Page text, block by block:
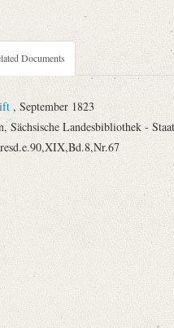
Documents
, September 1823
Sächsische Landesbibliothek -